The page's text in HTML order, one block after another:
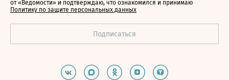
от «Ведомости» и подтверждаю, что ознакомился и принимаю
Политику по защите персональных данных